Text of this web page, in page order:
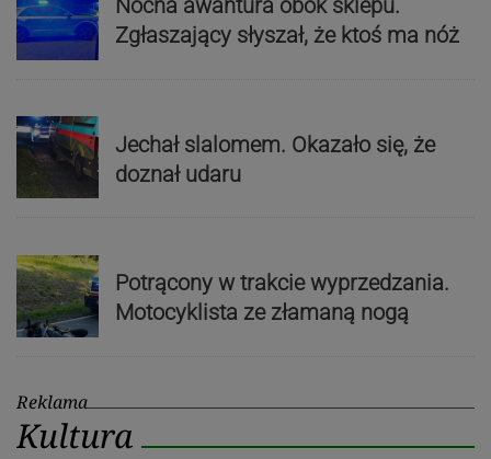
Nocna awantura obok sklepu.
Zgłaszający słyszał, że ktoś ma nóż
Jechał slalomem. Okazało się, że
doznał udaru
Potrącony w trakcie wyprzedzania.
Motocyklista ze złamaną nogą
Reklama
Kultura